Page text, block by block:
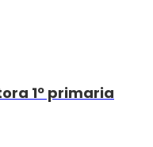
1º primaria